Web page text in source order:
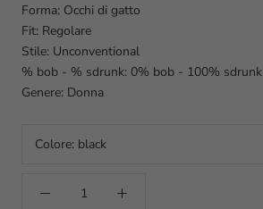
Forma: Occhi di gatto
Fit: Regolare
Stile: Unconventional
% bob - % sdrunk: 0% bob - 100% sdrunk
Genere: Donna
Colore: black